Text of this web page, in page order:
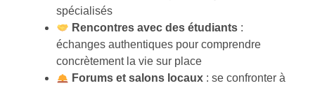
spécialisés
Rencontres avec des étudiants :
échanges authentiques pour comprendre
concrètement la vie sur place
Forums et salons locaux : se confronter à